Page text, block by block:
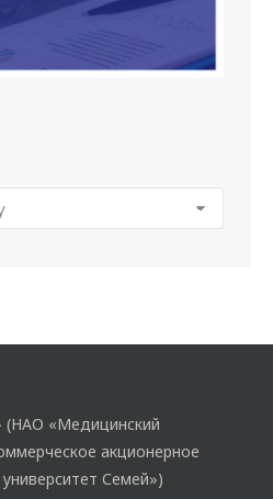
«Медицинский
акционерное
Семей»)